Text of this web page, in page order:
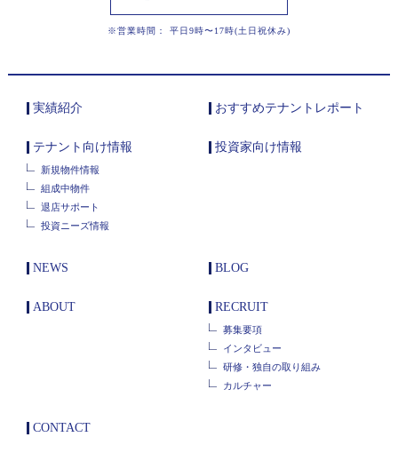
※営業時間： 平日9時〜17時(土日祝休み)
実績紹介 おすすめテナントレポート
テナント向け情報
新規物件情報
組成中物件
退店サポート
投資ニーズ情報
投資家向け情報
NEWS BLOG
ABOUT RECRUIT
募集要項
インタビュー
研修・独自の取り組み
カルチャー
CONTACT